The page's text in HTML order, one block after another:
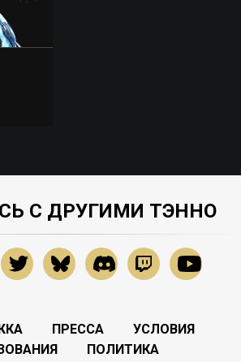
С ДРУГИМИ ТЭННО
ПРЕССА
УСЛОВИЯ
ПОЛИТИКА